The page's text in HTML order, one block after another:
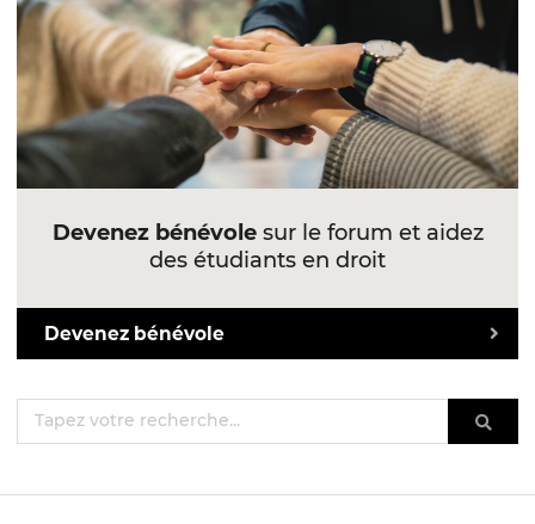
Devenez bénévolesur le forum et aidez
des étudiants en droit
Devenez bénévole